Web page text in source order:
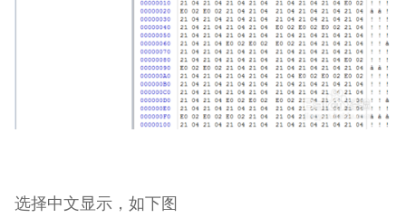
选择中文显示，如下图